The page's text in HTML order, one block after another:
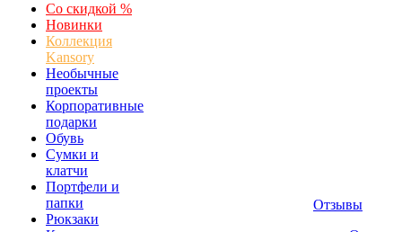
Со скидкой %
Новинки
Коллекция
Kansory
Необычные
проекты
Корпоративные
подарки
Обувь
Сумки и
клатчи
Портфели и
папки
Рюкзаки
Отзывы